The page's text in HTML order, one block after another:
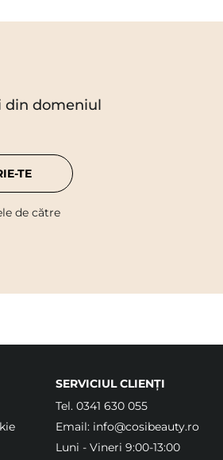
din domeniul
de către
TE
SERVICIUL CLIENȚI
Tel. 0341 630 055
Email: info@cosibeauty.ro
Luni - Vineri 9:00-13:00